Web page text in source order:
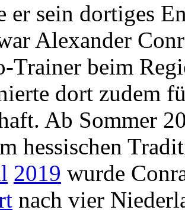
er sein dortiges
Alexander
Trainer beim
dort zudem
Ab Sommer
hessischen
2019 wurde
nach vier